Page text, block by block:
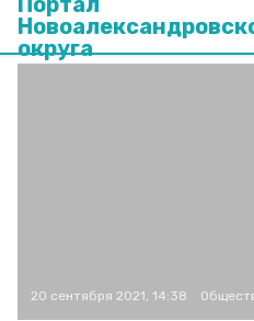
округа
20 сентября 2021, 14:38